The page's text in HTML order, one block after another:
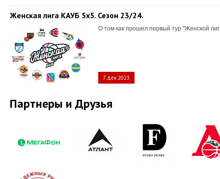
Женская лига КАУБ 5х5. Сезон 23/24.
О том как прошел первый тур "Женской
7 дек 2023
Партнеры и Друзья